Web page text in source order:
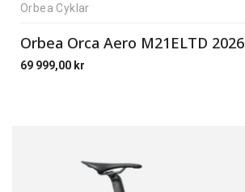
Orbea Cyklar
Orbea Orca Aero M21ELTD 2026
69 999,00 kr